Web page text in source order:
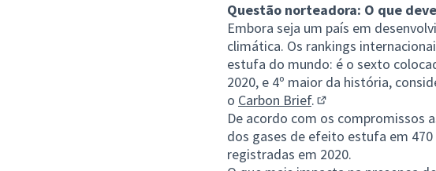
Questão norteadora: O que
Embora seja um país em
climática. Os rankings
estufa do mundo: é o sexto
2020, e 4º maior da história,
o Carbon Brief.
(Link externo)
De acordo com os compromissos
dos gases de efeito estufa em
registradas em 2020.